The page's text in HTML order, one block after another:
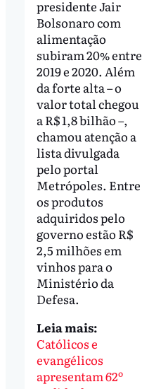
presidente Jair
Bolsonaro com
alimentação
subiram 20% entre
2019 e 2020. Além
da forte alta – o
valor total chegou
a R$ 1,8 bilhão –,
chamou atenção a
lista divulgada
pelo portal
Metrópoles. Entre
os produtos
adquiridos pelo
governo estão R$
2,5 milhões em
vinhos para o
Ministério da
Defesa.
Leia mais:
Católicos e
evangélicos
apresentam 62º